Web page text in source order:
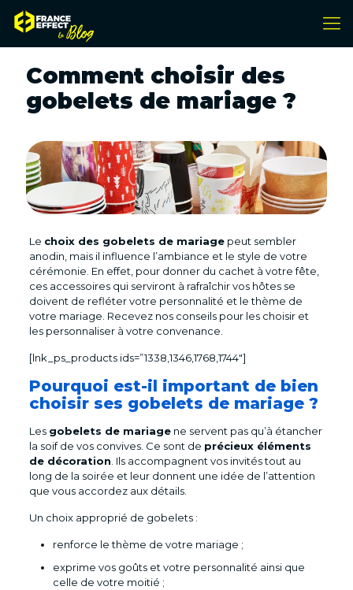
Comment choisir des
gobelets de mariage ?
Le choix des gobelets de mariagepeut sembler
anodin, mais il influence l’ambiance et le style de votre
cérémonie. En effet, pour donner du cachet à votre fête,
ces accessoires qui serviront à rafraîchir vos hôtes se
doivent de refléter votre personnalité et le thème de
votre mariage. Recevez nos conseils pour les choisir et
les personnaliser à votre convenance.
[lnk_ps_products ids=”1338,1346,1768,1744″]
Pourquoi est-il important de bien
choisir ses gobelets de mariage ?
Les gobelets de mariagene servent pas qu’à étancher
la soif de vos convives. Ce sont de précieux éléments
de décoration . Ils accompagnent vos invités tout au
long de la soirée et leur donnent une idée de l’attention
que vous accordez aux détails.
Un choix approprié de gobelets :
renforce le thème de votre mariage ;
exprime vos goûts et votre personnalité ainsi que
celle de votre moitié ;